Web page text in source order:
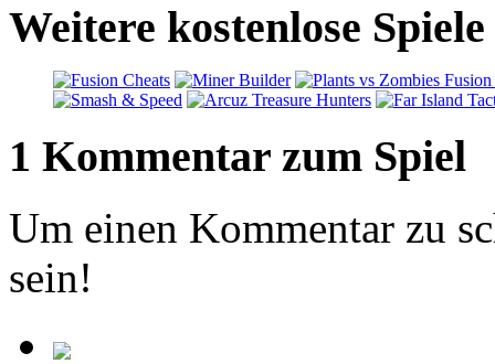
Weitere kostenlose
1 Kommentar zum Spiel
Um einen Kommentar zu
sein!